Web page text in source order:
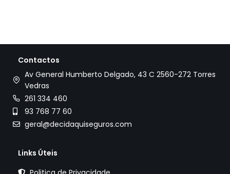
Contactos
Av General Humberto Delgado, 43 C 2560-272 Torres
Vedras
261 334 460
93 768 77 60
geral@decidaquiseguros.com
Links Úteis